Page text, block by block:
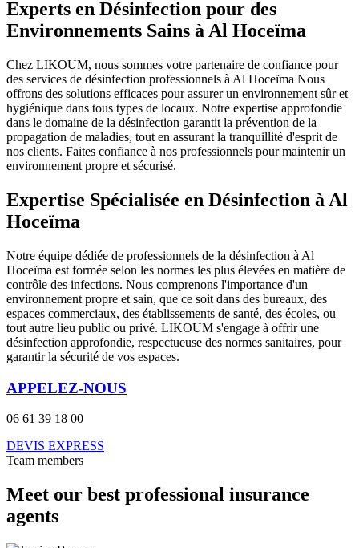
Experts en Désinfection pour des
Environnements Sains à Al Hoceïma
Chez LIKOUM, nous sommes votre partenaire de confiance pour
des services de désinfection professionnels à Al Hoceïma Nous
offrons des solutions efficaces pour assurer un environnement sûr et
hygiénique dans tous types de locaux. Notre expertise approfondie
dans le domaine de la désinfection garantit la prévention de la
propagation de maladies, tout en assurant la tranquillité d'esprit de
nos clients. Faites confiance à nos professionnels pour maintenir un
environnement propre et sécurisé.
Expertise Spécialisée en Désinfection à Al
Hoceïma
Notre équipe dédiée de professionnels de la désinfection à Al
Hoceïma est formée selon les normes les plus élevées en matière de
contrôle des infections. Nous comprenons l'importance d'un
environnement propre et sain, que ce soit dans des bureaux, des
espaces commerciaux, des établissements de santé, des écoles, ou
tout autre lieu public ou privé. LIKOUM s'engage à offrir une
désinfection approfondie, respectueuse des normes sanitaires, pour
garantir la sécurité de vos espaces.
APPELEZ-NOUS
06 61 39 18 00
DEVIS EXPRESS
Team members
Meet our best professional insurance
agents